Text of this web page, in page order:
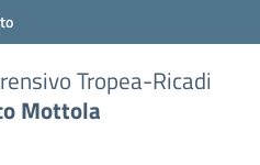
Tropea-Ricadi
Mottola